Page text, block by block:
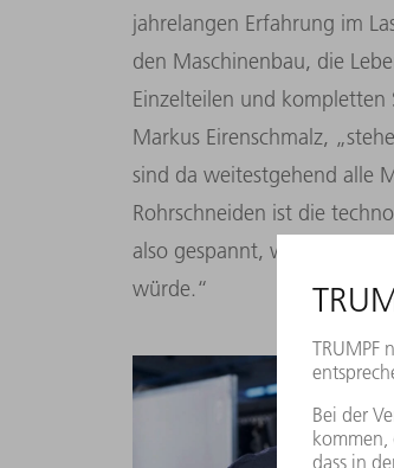
jahrelangen Erfahrung im
den Maschinenbau, die
Einzelteilen und
Markus Eirenschmalz,
sind da weitestgehend alle
Rohrschneiden ist die
also gespannt, welches
würde.“